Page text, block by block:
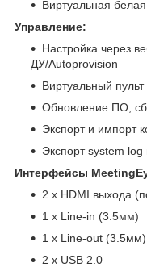
Виртуальная
Управление:
Настройка через
ДУ/Autoprovision
Виртуальный
Обновление ПО,
Экспорт и импорт
Экспорт system log
Интерфейсы
2 x HDMI выхода
1 x Line-in (3.5мм)
1 x Line-out (3.5мм)
2 x USB 2.0